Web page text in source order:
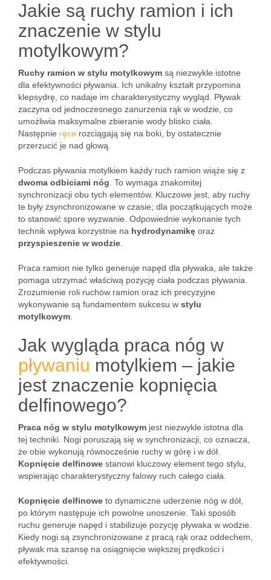
Jakie są ruchy ramion i ich
znaczenie w stylu
motylkowym?
Ruchy ramion w stylu motylkowym są niezwykle istotne
dla efektywności pływania. Ich unikalny kształt przypomina
klepsydrę, co nadaje im charakterystyczny wygląd. Pływak
zaczyna od jednoczesnego zanurzenia rąk w wodzie, co
umożliwia maksymalne zbieranie wody blisko ciała.
Następnie ręce rozciągają się na boki, by ostatecznie
przerzucić je nad głową.
Podczas pływania motylkiem każdy ruch ramion wiąże się z
dwoma odbiciami nóg . To wymaga znakomitej
synchronizacji obu tych elementów. Kluczowe jest, aby ruchy
te były zsynchronizowane w czasie; dla początkujących może
to stanowić spore wyzwanie. Odpowiednie wykonanie tych
technik wpływa korzystnie na hydrodynamikę oraz
przyspieszenie w wodzie
Praca ramion nie tylko generuje napęd dla pływaka, ale także
pomaga utrzymać właściwą pozycję ciała podczas pływania.
Zrozumienie roli ruchów ramion oraz ich precyzyjne
wykonywanie są fundamentem sukcesu w stylu
motylkowym
Jak wygląda praca nóg w
pływaniu motylkiem – jakie
jest znaczenie kopnięcia
delfinowego?
Praca nóg w stylu motylkowym jest niezwykle istotna dla
tej techniki. Nogi poruszają się w synchronizacji, co oznacza,
że obie wykonują równocześnie ruchy w górę i w dół.
Kopnięcie delfinowe stanowi kluczowy element tego stylu,
wspierając charakterystyczny falowy ruch całego ciała.
Kopnięcie delfinowe to dynamiczne uderzenie nóg w dół,
po którym następuje ich powolne unoszenie. Taki sposób
ruchu generuje napęd i stabilizuje pozycję pływaka w wodzie.
Kiedy nogi są zsynchronizowane z pracą rąk oraz oddechem,
pływak ma szansę na osiągnięcie większej prędkości i
efektywności.